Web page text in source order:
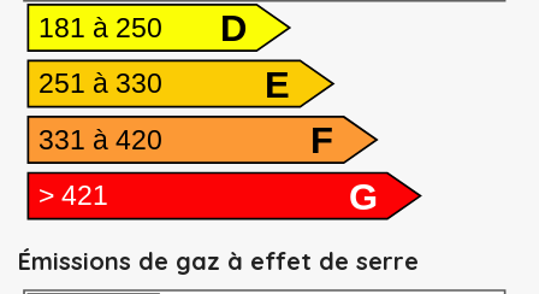
D
181 à 250
E
251 à 330
F
331 à 420
G
> 421
Émissions de gaz à effet de serre